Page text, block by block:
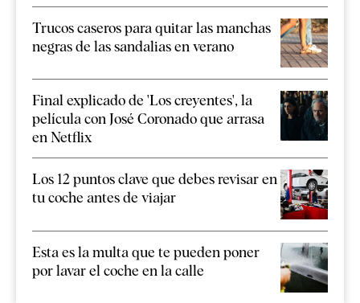
Trucos caseros para quitar las manchas
negras de las sandalias en verano
Final explicado de 'Los creyentes', la
película con José Coronado que arrasa
en Netflix
Los 12 puntos clave que debes revisar en
tu coche antes de viajar
Esta es la multa que te pueden poner
por lavar el coche en la calle